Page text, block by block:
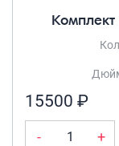
15500 ₽
- +